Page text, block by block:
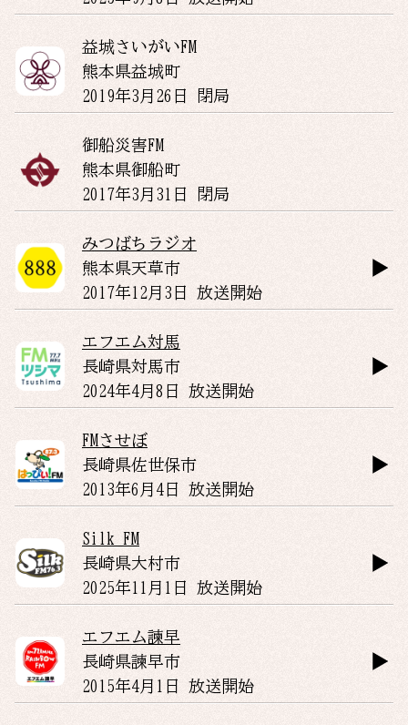
益城さいがいFM
熊本県益城町
2019年3月26日 閉局
御船災害FM
熊本県御船町
2017年3月31日 閉局
みつばちラジオ
熊本県天草市
2017年12月3日 放送開始
エフエム対馬
長崎県対馬市
2024年4月8日 放送開始
FMさせぼ
長崎県佐世保市
2013年6月4日 放送開始
Silk FM
長崎県大村市
2025年11月1日 放送開始
エフエム諫早
長崎県諫早市
2015年4月1日 放送開始